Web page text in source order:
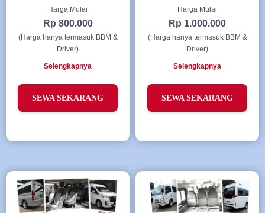
Harga Mulai
Rp 800.000
(Harga hanya termasuk BBM &
Driver)
Selengkapnya
SEWA SEKARANG
Harga Mulai
Rp 1.000.000
(Harga hanya termasuk BBM &
Driver)
Selengkapnya
SEWA SEKARANG